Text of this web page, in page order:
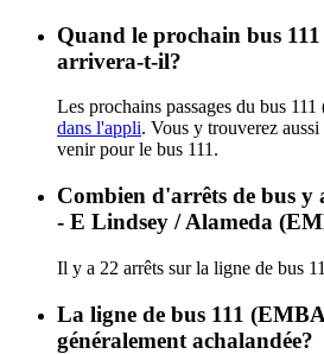
Quand le prochain bus
arrivera-t-il?
Les prochains passages du bus
dans l'appli. Vous y trouverez
venir pour le bus 111.
Combien d'arrêts de bus y
- E Lindsey / Alameda
Il y a 22 arrêts sur la ligne de bus
La ligne de bus 111
généralement achalandée?